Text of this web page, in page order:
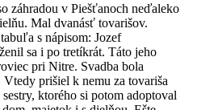
záhradou v Piešťanoch neďaleko
Mal dvanásť tovarišov.
s nápisom: Jozef
sa i po tretíkrát. Táto jeho
pri Nitre. Svadba bola
prišiel k nemu za tovariša
ktorého si potom adoptoval